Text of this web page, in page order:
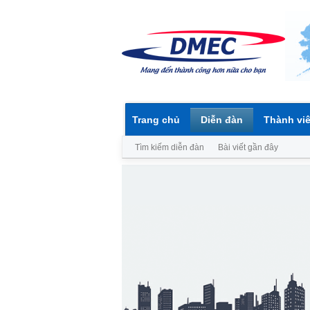
Trang chủ Diễn đàn
Tìm kiếm diễn đàn Bài viết gần đây
Thành